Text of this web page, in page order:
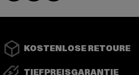
KOSTENLOSE RETOURE
TIEFPREISGARANTIE